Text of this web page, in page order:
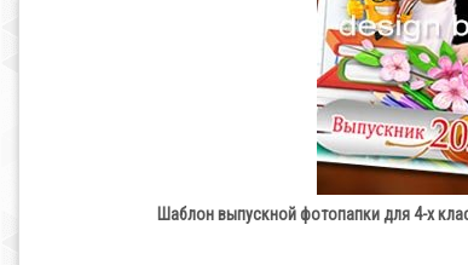
Шаблон выпускной фотопапки для 4-х